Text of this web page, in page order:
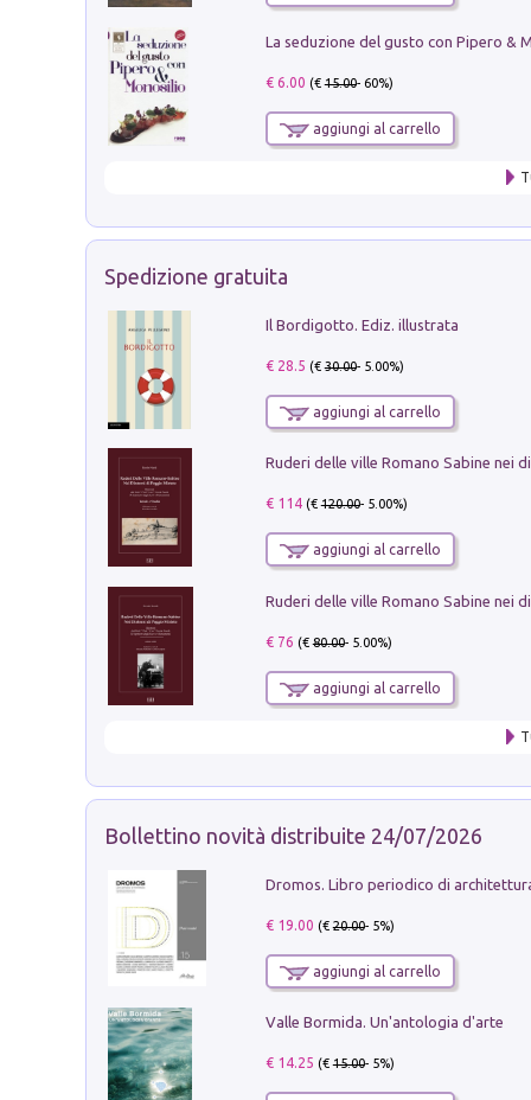
€ 6.00 (€15.00- 60%)
aggiungi al carrello
Spedizione gratuita
Il Bordigotto. Ediz. illustrata
€ 28.5 (€30.00- 5.00%)
aggiungi al carrello
€ 114(€120.00- 5.00%)
aggiungi al carrello
€ 76 (€80.00- 5.00%)
aggiungi al carrello
Bollettino novità distribuite 24/07/2026
€ 19.00 (€20.00- 5%)
aggiungi al carrello
Valle Bormida. Un'antologia d'arte
€ 14.25 (€15.00- 5%)